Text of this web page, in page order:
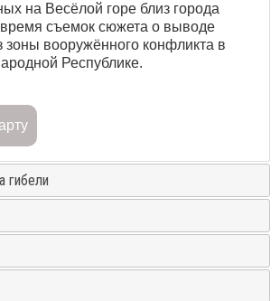
на Весёлой горе близ города
съемок сюжета о выводе
зоны вооружённого конфликта в
Республике.
гибели